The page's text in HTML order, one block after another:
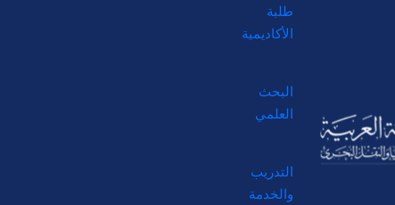
طلبة
الأكاديمية
البحث
العلمي
التدريب
والخدمة